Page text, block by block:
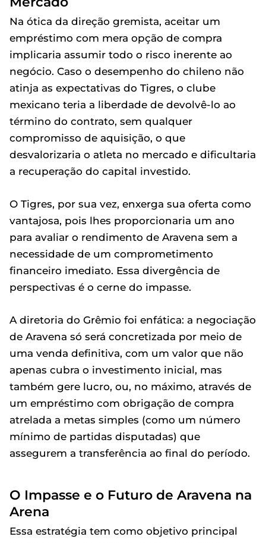
Na ótica da direção gremista, aceitar um
empréstimo com mera opção de compra
implicaria assumir todo o risco inerente ao
negócio. Caso o desempenho do chileno não
atinja as expectativas do Tigres, o clube
mexicano teria a liberdade de devolvê-lo ao
término do contrato, sem qualquer
compromisso de aquisição, o que
desvalorizaria o atleta no mercado e dificultaria
a recuperação do capital investido.
O Tigres, por sua vez, enxerga sua oferta como
vantajosa, pois lhes proporcionaria um ano
para avaliar o rendimento de Aravena sem a
necessidade de um comprometimento
financeiro imediato. Essa divergência de
perspectivas é o cerne do impasse.
A diretoria do Grêmio foi enfática: a negociação
de Aravena só será concretizada por meio de
uma venda definitiva, com um valor que não
apenas cubra o investimento inicial, mas
também gere lucro, ou, no máximo, através de
um empréstimo com obrigação de compra
atrelada a metas simples (como um número
mínimo de partidas disputadas) que
assegurem a transferência ao final do período.
O Impasse e o Futuro de Aravena na
Arena
Essa estratégia tem como objetivo principal